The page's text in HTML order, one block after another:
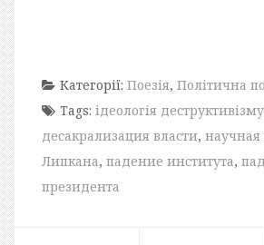
Категорії: Поезія, Політична
Tags: ідеологія деструктивізму
десакрализация власти, научная
Липкана, падение института,
президента